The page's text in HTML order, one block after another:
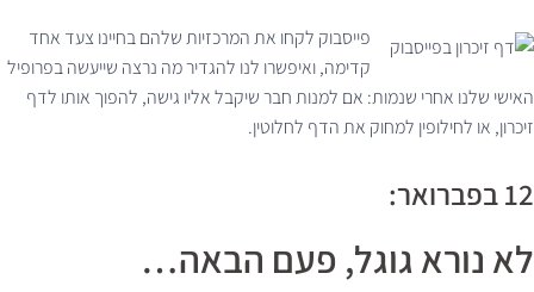
פייסבוק לקחו את המרכזיות שלהם בחיינו צעד אחד
קדימה, ואיפשרו לנו להגדיר מה נרצה שייעשה בפרופיל
האישי שלנו אחרי שנמות: אם למנות חבר שיקבל אליו גישה, להפוך אותו לדף
זיכרון, או לחילופין למחוק את הדף לחלוטין.
12 בפברואר:
לא נורא גוגל, פעם הבאה…